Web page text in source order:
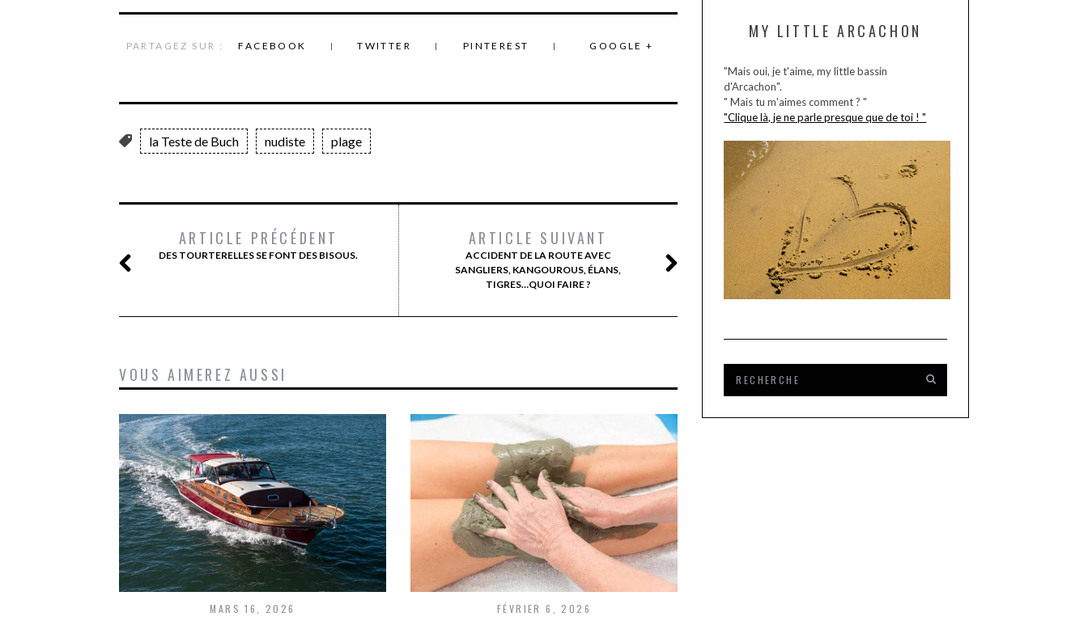
PARTAGEZ SUR : FACEBOOK TWITTER PINTEREST GOOGLE +
la Teste de Buch nudiste plage
ARTICLE PRÉCÉDENT
DES TOURTERELLES SE FONT DES BISOUS.
ARTICLE SUIVANT
ACCIDENT DE LA ROUTE AVEC
SANGLIERS, KANGOUROUS, ÉLANS,
TIGRES…QUOI FAIRE ?
VOUS AIMEREZ AUSSI
MARS 16, 2026 FÉVRIER 6, 2026
MY LITTLE ARCACHON
"Mais oui, je t'aime, my little bassin
d'Arcachon".
" Mais tu m'aimes comment ? "
"Clique là, je ne parle presque que de toi ! "